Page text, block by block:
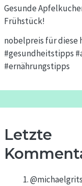
Gesunde
Frühstück!
nobelpreis für diese
#gesundheitstipps
#ernährungstipps
Letzte